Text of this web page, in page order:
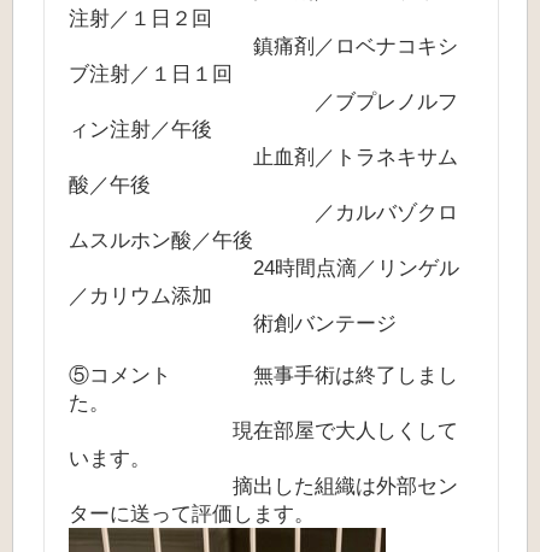
注射／１日２回
鎮痛剤／ロベナコキシ
ブ注射／１日１回
／ブプレノルフ
ィン注射／午後
止血剤／トラネキサム
酸／午後
／カルバゾクロ
ムスルホン酸／午後
24時間点滴／リンゲル
／カリウム添加
術創バンテージ
⑤コメント 無事手術は終了しまし
た。
現在部屋で大人しくして
います。
摘出した組織は外部セン
ターに送って評価します。